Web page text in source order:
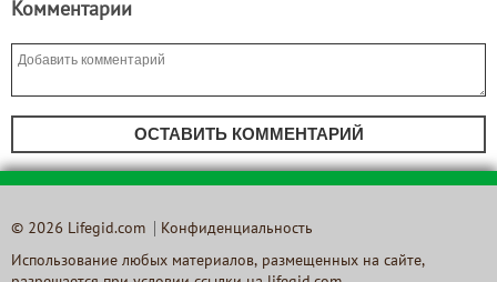
Комментарии
ОСТАВИТЬ КОММЕНТАРИЙ
© 2026 Lifegid.com Конфиденциальность
Использование любых материалов, размещенных на сайте,